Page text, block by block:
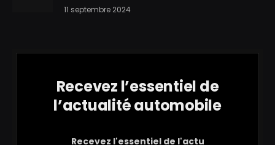
11 septembre 2024
Recevez l’essentiel de
l’actualité automobile
Recevez l'essentiel de l'actu